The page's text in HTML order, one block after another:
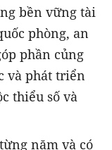
bền vững tài
phòng, an
phần củng
và phát triển
thiểu số và
năm và có